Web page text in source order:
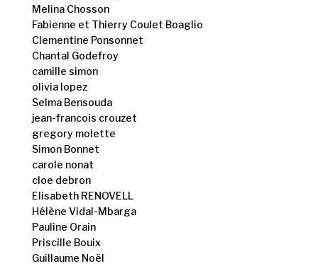
Melina Chosson
Fabienne et Thierry Coulet Boaglio
Clementine Ponsonnet
Chantal Godefroy
camille simon
olivia lopez
Selma Bensouda
jean-francois crouzet
gregory molette
Simon Bonnet
carole nonat
cloe debron
Elisabeth RENOVELL
Hélène Vidal-Mbarga
Pauline Orain
Priscille Bouix
Guillaume Noël